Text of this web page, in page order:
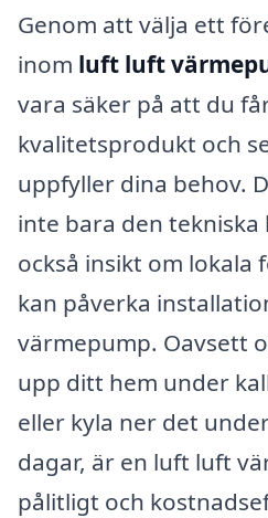
Genom att välja ett
inom luft luft
vara säker på att du
kvalitetsprodukt och
uppfyller dina behov.
inte bara den
också insikt om lokala
kan påverka
värmepump. Oavsett
upp ditt hem under
eller kyla ner det
dagar, är en luft luft
pålitligt och